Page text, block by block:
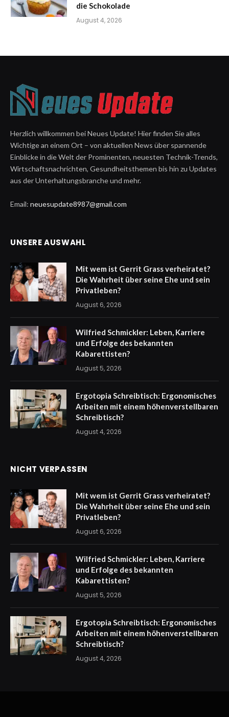
die Schokolade
August 4, 2026
Herzlich willkommen bei Neues Update! Hier finden Sie alles
Wichtige an einem Ort – von aktuellen News über spannende
Einblicke in die Welt der Prominenten, neuesten Technik-Trends,
Wirtschaftsnachrichten, Gesundheitsthemen bis hin zu Updates
aus der Unterhaltungsbranche und mehr.
Email: neuesupdate8987@gmail.com
UNSERE AUSWAHL
Mit wem ist Gerrit Grass verheiratet?
Die Wahrheit über seine Ehe und sein
Privatleben?
August 6, 2026
Wilfried Schmickler: Leben, Karriere
und Erfolge des bekannten
Kabarettisten?
August 5, 2026
Ergotopia Schreibtisch: Ergonomisches
Arbeiten mit einem höhenverstellbaren
Schreibtisch?
August 4, 2026
NICHT VERPASSEN
Mit wem ist Gerrit Grass verheiratet?
Die Wahrheit über seine Ehe und sein
Privatleben?
August 6, 2026
Wilfried Schmickler: Leben, Karriere
und Erfolge des bekannten
Kabarettisten?
August 5, 2026
Ergotopia Schreibtisch: Ergonomisches
Arbeiten mit einem höhenverstellbaren
Schreibtisch?
August 4, 2026